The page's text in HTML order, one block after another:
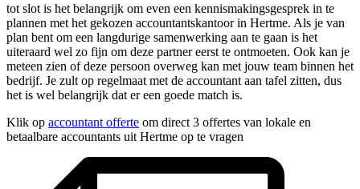
tot slot is het belangrijk om even een kennismakingsgesprek in te
plannen met het gekozen accountantskantoor in Hertme. Als je van
plan bent om een langdurige samenwerking aan te gaan is het
uiteraard wel zo fijn om deze partner eerst te ontmoeten. Ook kan je
meteen zien of deze persoon overweg kan met jouw team binnen het
bedrijf. Je zult op regelmaat met de accountant aan tafel zitten, dus
het is wel belangrijk dat er een goede match is.
Klik op accountant offerte om direct 3 offertes van lokale en
betaalbare accountants uit Hertme op te vragen